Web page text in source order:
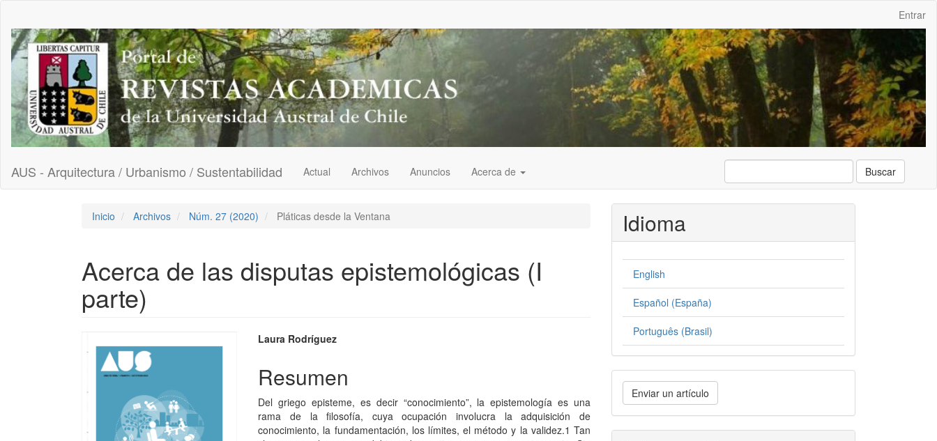
Contenido
principal
Barra
lateral
Entrar
AUS - Arquitectura / Urbanismo / Sustentabilidad Actual Archivos Anuncios Acerca de Buscar
Inicio Archivos Núm. 27 (2020) Pláticas desde la Ventana
Acerca de las disputas epistemológicas (I
parte)
Barra
lateral
del
artículo
Contenido
principal
del
artículo
Laura Rodríguez
Resumen
Del griego episteme, es decir “conocimiento”, la epistemología es una
rama de la filosofía, cuya ocupación involucra la adquisición de
conocimiento, la fundamentación, los límites, el método y la validez.1 Tan
Idioma
English
Español (España)
Português (Brasil)
Enviar
un
artículo
Enviar un artículo